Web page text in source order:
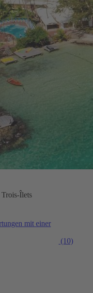
Îlets
mit einer
(10)